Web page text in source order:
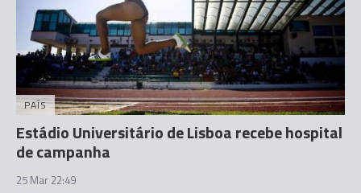
PAÍS
Estádio Universitário de Lisboa recebe hospital
de campanha
25 Mar 22:49